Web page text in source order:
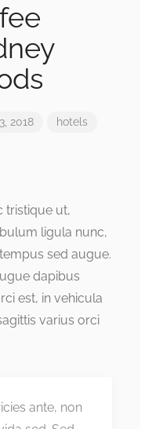
2018 hotels
tristique ut,
ligula nunc,
sed augue.
dapibus
est, in vehicula
varius orci
ante, non